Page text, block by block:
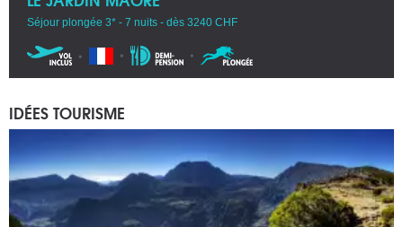
Séjour plongée 3* - 7 nuits - dès 3240 CHF
IDÉES TOURISME